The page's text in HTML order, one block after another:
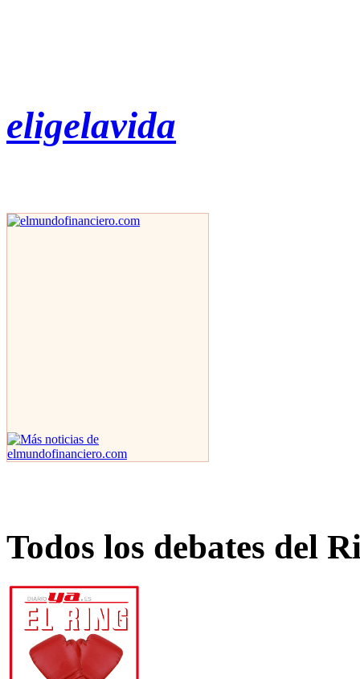
eligelavida
Todos los debates del